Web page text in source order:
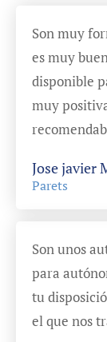
Son muy
es muy
disponible
muy
Jose javier
Parets
Son unos
para
tu
el que nos